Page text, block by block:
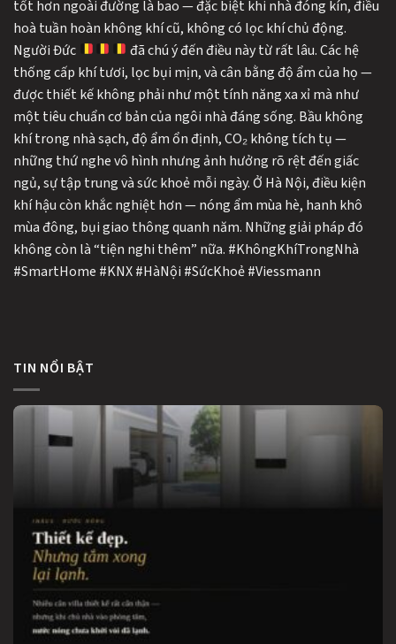
tốt hơn ngoài đường là bao — đặc biệt khi nhà đóng kín, điều
hoà tuần hoàn không khí cũ, không có lọc khí chủ động.
Người Đức
đã chú ý đến điều này từ rất lâu. Các hệ
thống cấp khí tươi, lọc bụi mịn, và cân bằng độ ẩm của họ —
được thiết kế không phải như một tính năng xa xỉ mà như
một tiêu chuẩn cơ bản của ngôi nhà đáng sống. Bầu không
khí trong nhà sạch, độ ẩm ổn định, CO₂ không tích tụ —
những thứ nghe vô hình nhưng ảnh hưởng rõ rệt đến giấc
ngủ, sự tập trung và sức khoẻ mỗi ngày. Ở Hà Nội, điều kiện
khí hậu còn khắc nghiệt hơn — nóng ẩm mùa hè, hanh khô
mùa đông, bụi giao thông quanh năm. Những giải pháp đó
không còn là “tiện nghi thêm” nữa. #KhôngKhíTrongNhà
#SmartHome #KNX #HàNội #SứcKhoẻ #Viessmann
TIN NỔI BẬT